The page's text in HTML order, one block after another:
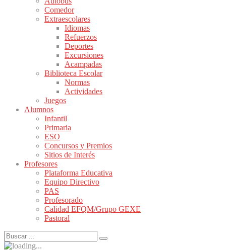
Comedor
Extraescolares
Idiomas
Refuerzos
Deportes
Excursiones
Acampadas
Biblioteca Escolar
Normas
Actividades
Juegos
Alumnos
Infantil
Primaria
ESO
Concursos y Premios
Sitios de Interés
Profesores
Plataforma Educativa
Equipo Directivo
PAS
Profesorado
Calidad EFQM/Grupo GEXE
Pastoral